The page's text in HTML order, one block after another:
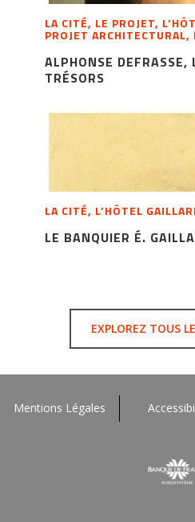
LA CITÉ, LE PROJET,
PROJET ARCHITECTURAL,
ALPHONSE DEFRASSE,
TRÉSORS
LA CITÉ, L’HÔTEL
LE BANQUIER É.
EXPLOREZ TOUS
Mentions Légales